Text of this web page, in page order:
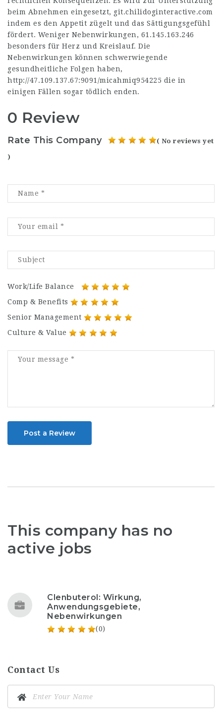
beim Abnehmen eingesetzt, git.chilidoginteractive.com
indem es den Appetit zügelt und das Sättigungsgefühl
fördert. Weniger Nebenwirkungen, 61.145.163.246
besonders für Herz und Kreislauf. Die
Nebenwirkungen können schwerwiegende
gesundheitliche Folgen haben,
http://47.109.137.67:9091/micahmiq954225 die in
einigen Fällen sogar tödlich enden.
0 Review
Rate This Company ( No reviews yet
)
Work/Life Balance
Comp & Benefits
Senior Management
Culture & Value
Post a Review
This company has no
active jobs
Clenbuterol: Wirkung,
Anwendungsgebiete,
Nebenwirkungen
(0)
Contact Us